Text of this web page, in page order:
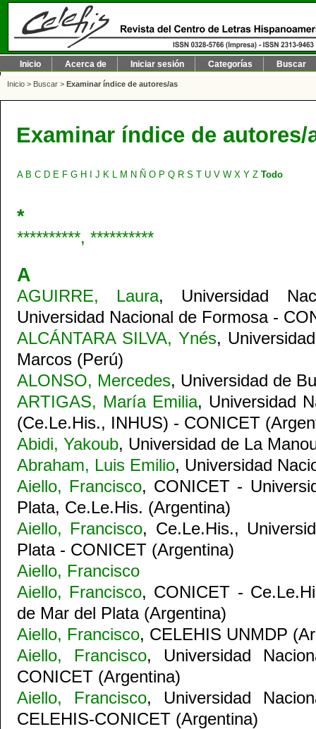
Inicio Acerca de Iniciar sesión Categorías Buscar
Inicio > Buscar > Examinar índice de autores/as
Examinar índice de autores/
A B C D E F G H I J K L M N Ñ O P Q R S T U V W X Y Z Todo
*
**********, **********
A
AGUIRRE, Laura, Universidad
Universidad Nacional de Formosa -
ALCÁNTARA SILVA, Ynés,
Marcos (Perú)
ALONSO, Mercedes, Universidad de
ARTIGAS, María Emilia, Universidad
(Ce.Le.His., INHUS) - CONICET
Abidi, Yakoub, Universidad de La
Abraham, Luis Emilio, Universidad
Aiello, Francisco, CONICET -
Plata, Ce.Le.His. (Argentina)
Aiello, Francisco, Ce.Le.His.,
Plata - CONICET (Argentina)
Aiello, Francisco
Aiello, Francisco, CONICET -
de Mar del Plata (Argentina)
Aiello, Francisco, CELEHIS UNMDP
Aiello, Francisco, Universidad
CONICET (Argentina)
Aiello, Francisco, Universidad
CELEHIS-CONICET (Argentina)